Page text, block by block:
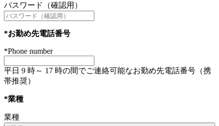
パスワード（確認用）
*お勤め先電話番号
*Phone number
平日 9 時～ 17 時の間でご連絡可能なお勤め先電話番号（携
帯推奨）
*業種
業種